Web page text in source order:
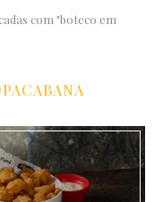
com "boteco em